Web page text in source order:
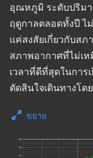
อุณหภูมิ ระดับปริม
ฤดูกาลตลอดทั้งปี ไ
แค่สงสัยเกี่ยวกับส
สภาพอากาศที่ไม่เ
เวลาที่ดีที่สุดในการ
ตัดสินใจเดินทางโ
ขยาย